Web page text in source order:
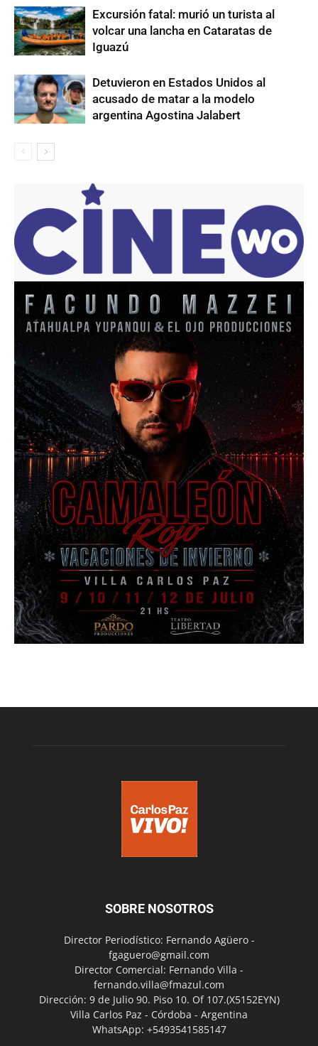
Excursión fatal: murió un turista al
volcar una lancha en Cataratas de
Iguazú
Detuvieron en Estados Unidos al
acusado de matar a la modelo
argentina Agostina Jalabert
SOBRE NOSOTROS
Director Periodístico: Fernando Agüero -
fgaguero@gmail.com
Director Comercial: Fernando Villa -
fernando.villa@fmazul.com
Dirección: 9 de Julio 90. Piso 10. Of 107.(X5152EYN)
Villa Carlos Paz - Córdoba - Argentina
WhatsApp: +5493541585147